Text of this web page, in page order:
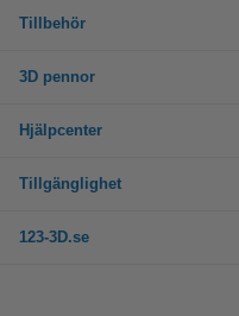
Tillbehör
3D pennor
Hjälpcenter
Tillgänglighet
123-3D.se